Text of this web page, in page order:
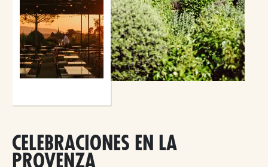
CELEBRACIONES EN LA
PROVENZA